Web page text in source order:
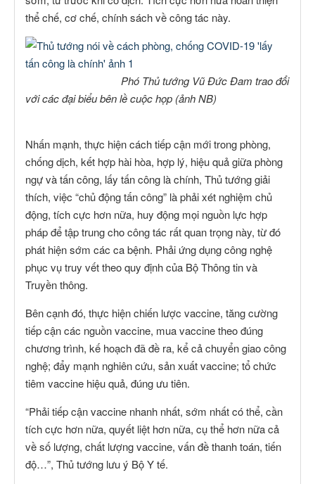
thể chế, cơ chế, chính sách về công tác này.
Phó Thủ tướng Vũ Đức Đam trao đổi
với các đại biểu bên lề cuộc họp (ảnh NB)
Nhấn mạnh, thực hiện cách tiếp cận mới trong phòng,
chống dịch, kết hợp hài hòa, hợp lý, hiệu quả giữa phòng
ngự và tấn công, lấy tấn công là chính, Thủ tướng giải
thích, việc “chủ động tấn công” là phải xét nghiệm chủ
động, tích cực hơn nữa, huy động mọi nguồn lực hợp
pháp để tập trung cho công tác rất quan trọng này, từ đó
phát hiện sớm các ca bệnh. Phải ứng dụng công nghệ
phục vụ truy vết theo quy định của Bộ Thông tin và
Truyền thông.
Bên cạnh đó, thực hiện chiến lược vaccine, tăng cường
tiếp cận các nguồn vaccine, mua vaccine theo đúng
chương trình, kế hoạch đã đề ra, kể cả chuyển giao công
nghệ; đẩy mạnh nghiên cứu, sản xuất vaccine; tổ chức
tiêm vaccine hiệu quả, đúng ưu tiên.
“Phải tiếp cận vaccine nhanh nhất, sớm nhất có thể, cần
tích cực hơn nữa, quyết liệt hơn nữa, cụ thể hơn nữa cả
về số lượng, chất lượng vaccine, vấn đề thanh toán, tiến
độ…”, Thủ tướng lưu ý Bộ Y tế.